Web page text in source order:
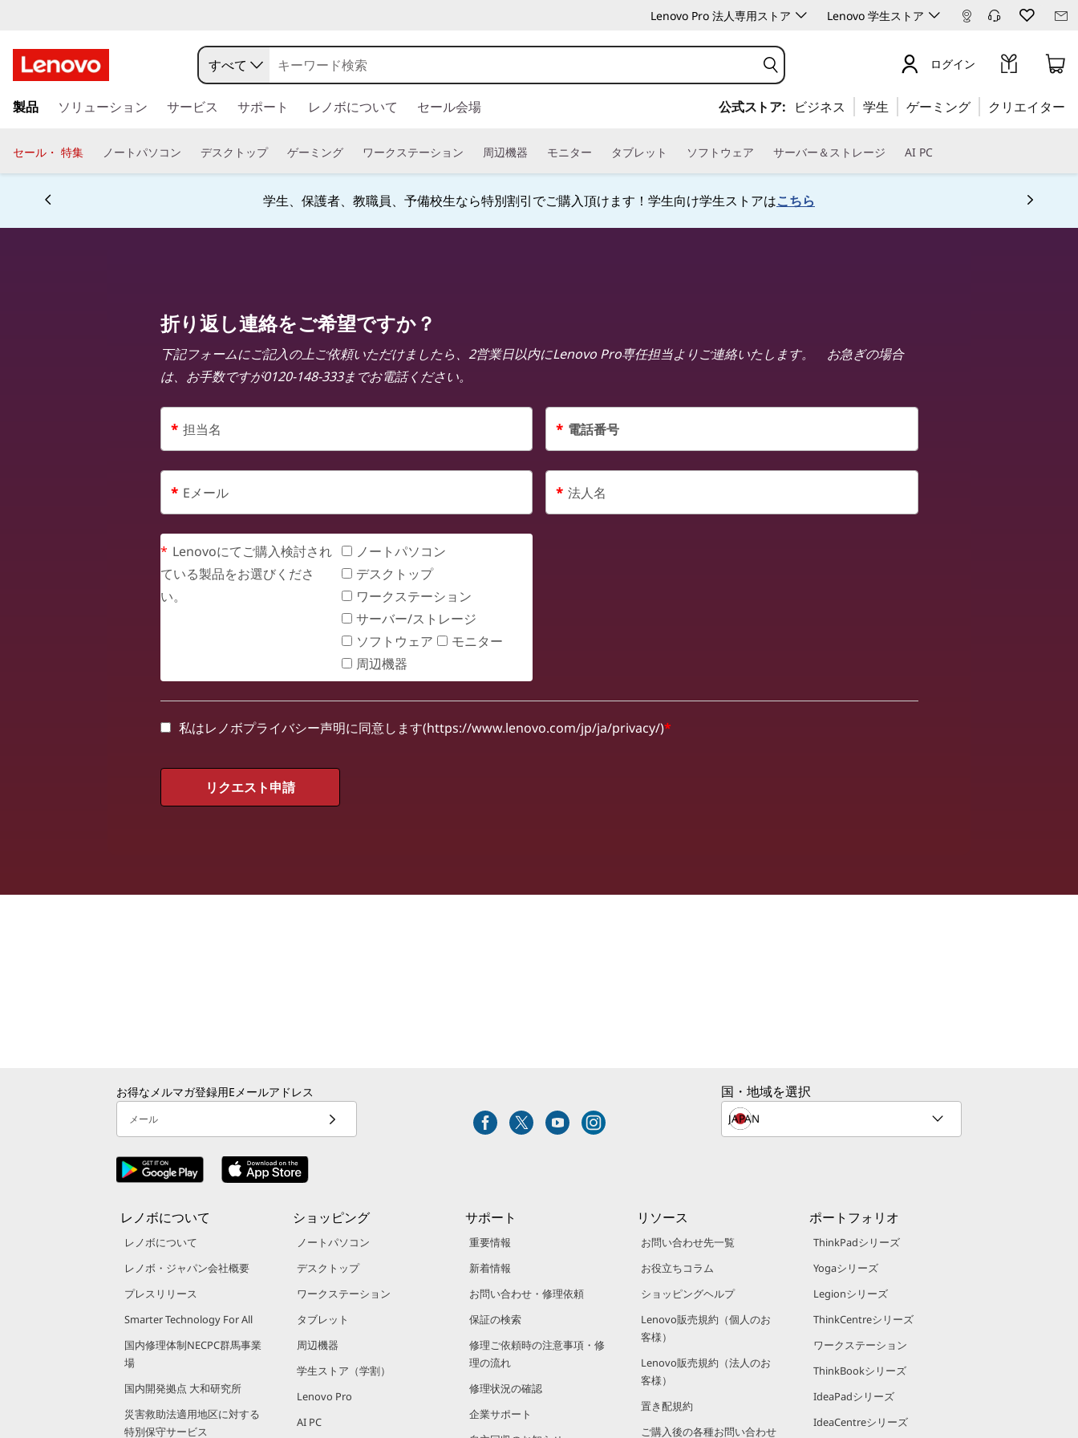
Lenovo Pro 法人専用ストア Lenovo 学生ストア
イ
コ
ン
すべて ログイン
製品 ソリューション サービス サポート レノボについて セール会場 公式ストア: ビジネス 学生 ゲーミング クリエイター
セール・ 特集 ノートパソコン デスクトップ ゲーミング ワークステーション 周辺機器 モニター タブレット ソフトウェア サーバー＆ストレージ AI PC
学生、保護者、教職員、予備校生なら特別割引でご購入頂けます！学生向け学生ストアはこちら
Currently displaying item 4 of 5
折り返し連絡をご希望ですか？
下記フォームにご記入の上ご依頼いただけましたら、2営業日以内にLenovo Pro専任担当よりご連絡いたします。 お急ぎの場合
は、お手数ですが0120-148-333までお電話ください。
* 担当名 * 電話番号
* Eメール * 法人名
* Lenovoにてご購入検討され
ている製品をお選びくださ
い。
ノートパソコン
デスクトップ
ワークステーション
サーバー/ストレージ
ソフトウェア
モニター
周辺機器
私はレノボプライバシー声明に同意します(https://www.lenovo.com/jp/ja/privacy/)*
リクエスト申請
お得なメルマガ登録用Eメールアドレス
メール
国・地域を選択
レノボについて
レノボについて
レノボ・ジャパン会社概要
プレスリリース
Smarter Technology For All
国内修理体制NECPC群馬事業
場
国内開発拠点 大和研究所
災害救助法適用地区に対する
特別保守サービス
ショッピング
ノートパソコン
デスクトップ
ワークステーション
タブレット
周辺機器
学生ストア（学割）
Lenovo Pro
AI PC
サポート
重要情報
新着情報
お問い合わせ・修理依頼
保証の検索
修理ご依頼時の注意事項・修
理の流れ
修理状況の確認
企業サポート
リソース
お問い合わせ先一覧
お役立ちコラム
ショッピングヘルプ
Lenovo販売規約（個人のお
客様）
Lenovo販売規約（法人のお
客様）
置き配規約
ご購入後の各種お問い合わせ
ポートフォリオ
ThinkPadシリーズ
Yogaシリーズ
Legionシリーズ
ThinkCentreシリーズ
ワークステーション
ThinkBookシリーズ
IdeaPadシリーズ
IdeaCentreシリーズ